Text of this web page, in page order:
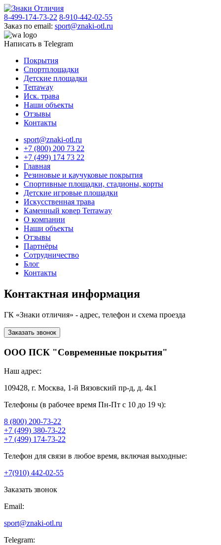
8-499-174-73-22 8-910-442-02-55
Заказ по email: sport@znaki-otl.ru
Написать в Telegram
Покрытия
Спортплощадки
Детские площадки
Terraway
Иск. трава
Наши объекты
Отзывы
Контакты
sport@znaki-otl.ru
+7 (800) 200 73 22
+7 (499) 174 73 22
Главная
Резиновые и каучуковые покрытия
Спортивные площадки, стадионы, корты
Детские игровые площадки
Искусственная трава
Каменный ковер Terraway
О компании
Наши объекты
Отзывы
Партнёры
Сотрудничество
Блог
Контакты
Контактная информация
ГК «Знаки отличия» - адрес, телефон и схема проезда
Заказать звонок
ООО ПСК "Современные покрытия"
Наш адрес:
109428, г. Москва, 1-й Вязовский пр-д, д. 4к1
Телефоны (в рабочее время Пн-Пт c 10 до 19 ч):
8 (800) 200-73-22
+7 (499) 380-73-22
+7 (499) 174-73-22
Телефон для связи в любое время, включая выходные:
+7(910) 442-02-55
Заказать звонок
Email:
sport@znaki-otl.ru
Telegram: